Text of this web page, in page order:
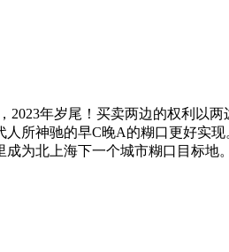
2023年岁尾！买卖两边的权利以
所神驰的早C晚A的糊口更好实现
为北上海下一个城市糊口目标地。